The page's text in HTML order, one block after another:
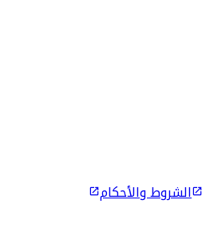
الشروط والأحكام